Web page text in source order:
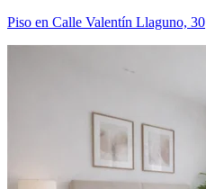
Piso en Calle Valentín Llaguno, 30